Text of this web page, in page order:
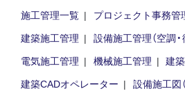
施工管理一覧
プロジェクト事務管
建築施工管理
設備施工管理（空調・
電気施工管理
機械施工管理 建
建築CADオペレーター
設備施工図